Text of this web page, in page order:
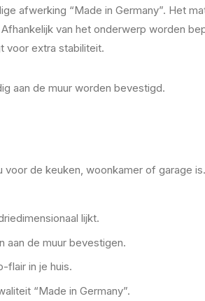
afwerking “Made in Germany”. Het
van het onderwerp worden
voor extra stabiliteit.
aan de muur worden bevestigd.
de keuken, woonkamer of garage is.
lijkt.
aan de muur bevestigen.
flair in je huis.
“Made in Germany”.